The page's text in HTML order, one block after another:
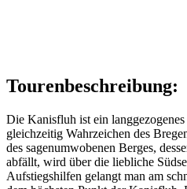
Tourenbeschreibung:
Die Kanisfluh ist ein
gleichzeitig Wahrzeichen des
des sagenumwobenen Berges,
abfällt, wird über die liebliche
Aufstiegshilfen gelangt man am